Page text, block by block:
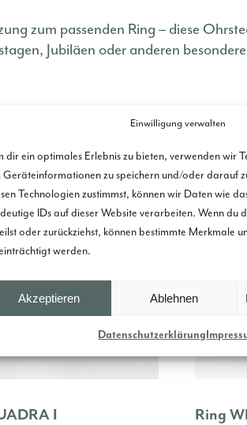
Einwilligung verwalten
dir ein optimales Erlebnis zu bieten, verwenden wir
Geräteinformationen zu speichern und/oder darauf
Technologien zustimmst, können wir Daten wie
IDs auf dieser Website verarbeiten. Wenn du
oder zurückziehst, können bestimmte Merkmale
werden.
Akzeptieren Ablehnen
Datenschutzerklärung
zum passenden Ring – diese
Jubiläen oder anderen
…
I
Ring